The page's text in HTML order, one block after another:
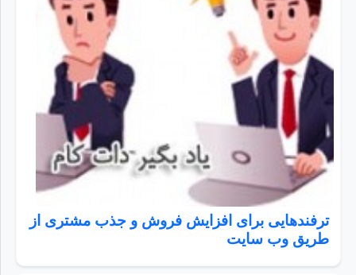
ترفندهایی برای افزایش فروش و جذب مشتری از
طریق وب سایت